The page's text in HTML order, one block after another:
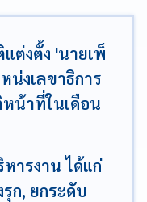
ต่งตั้ง 'นายเพ็
น่งเลขาธิการ
น้าที่ในเดือน
ารงาน ได้แก่
ก, ยกระดับ